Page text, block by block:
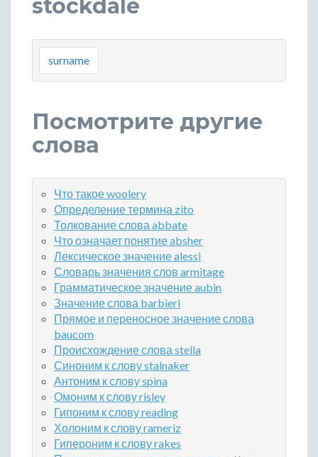
stockdale
surname
Посмотрите другие
слова
Что такое woolery
Определение термина zito
Толкование слова abbate
Что означает понятие absher
Лексическое значение alessi
Словарь значения слов armitage
Грамматическое значение aubin
Значение слова barbieri
Прямое и переносное значение слова
baucom
Происхождение слова stella
Синоним к слову stalnaker
Антоним к слову spina
Омоним к слову risley
Гипоним к слову reading
Холоним к слову rameriz
Гипероним к слову rakes